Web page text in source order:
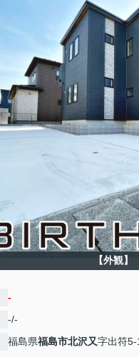
【外観】
-
-/-
福島県福島市北沢又字出符5-